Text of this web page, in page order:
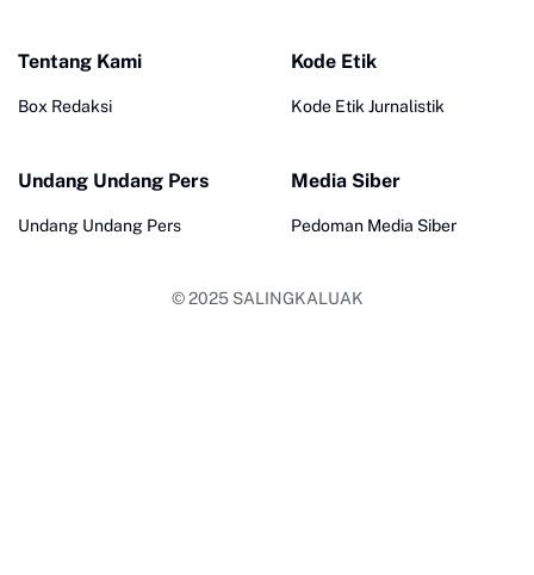
Tentang Kami
Box Redaksi
Kode Etik
Kode Etik Jurnalistik
Undang Undang Pers
Undang Undang Pers
Media Siber
Pedoman Media Siber
© 2025 SALINGKALUAK